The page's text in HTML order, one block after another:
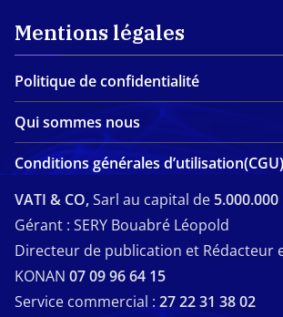
Mentions légales
Politique de confidentialité
Qui sommes nous
Conditions générales d’utilisation(CGU)
VATI & CO,Sarl au capital de 5.000.000
Gérant : SERY Bouabré Léopold
Directeur de publication et Rédacteur
KONAN 07 09 96 64 15
Service commercial : 27 22 31 38 02